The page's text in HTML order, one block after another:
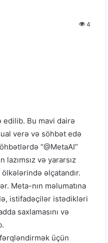
4
edilib. Bu mavi dairə
verə və söhbət edə
“@MetaAI”
və yararsız
əlçatandır.
Meta-nın məlumatına
istifadəçilər istədikləri
saxlamasını və
üçün